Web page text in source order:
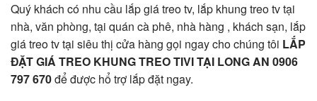
Quý khách có nhu cầu lắp giá treo tv, lắp khung treo tv tại
nhà, văn phòng, tại quán cà phê, nhà hàng , khách sạn, lắp
giá treo tv tại siêu thị cửa hàng gọi ngay cho chúng tôi LẮP
ĐẶT GIÁ TREO KHUNG TREO TIVI TẠI LONG AN 0906
797 670để được hổ trợ lắp đặt ngay.